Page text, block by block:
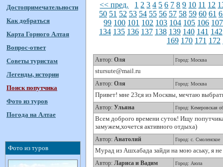
Достопримечательности
Как добраться
Карта Горного Алтая
Вопрос-ответ
Советы туристам
Легенды, истории
Поиск попутчика
Фото из туров
Погода на Алтае
Фото из туров
<< пред. 1 2 3 4 5 6 7 8 9 10 11 12
50 51 52 53 54 55 56 57 58 59 60 61
99 100 101 102 103 104 105 106 107
134 135 136 137 138 139 140 141 142
169 170 171 172
Автор: Оля Город: Москва
stursute@mail.ru
Автор: Оля Город: Москва
Привет! мне 23г,я из Москвы, мечтаю
Автор: Ульяна Город: Кемеровская
Всем доброго времени суток! Ищу
замужем,хочется активного отдыха)
Автор: Анатолий Город: с. Смоленское
Мурад из Ашхабада зайди на мою аську, я
Автор: Лариса и Вадим Город: Аюла